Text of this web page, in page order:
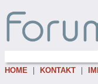
HOME KONTAKT